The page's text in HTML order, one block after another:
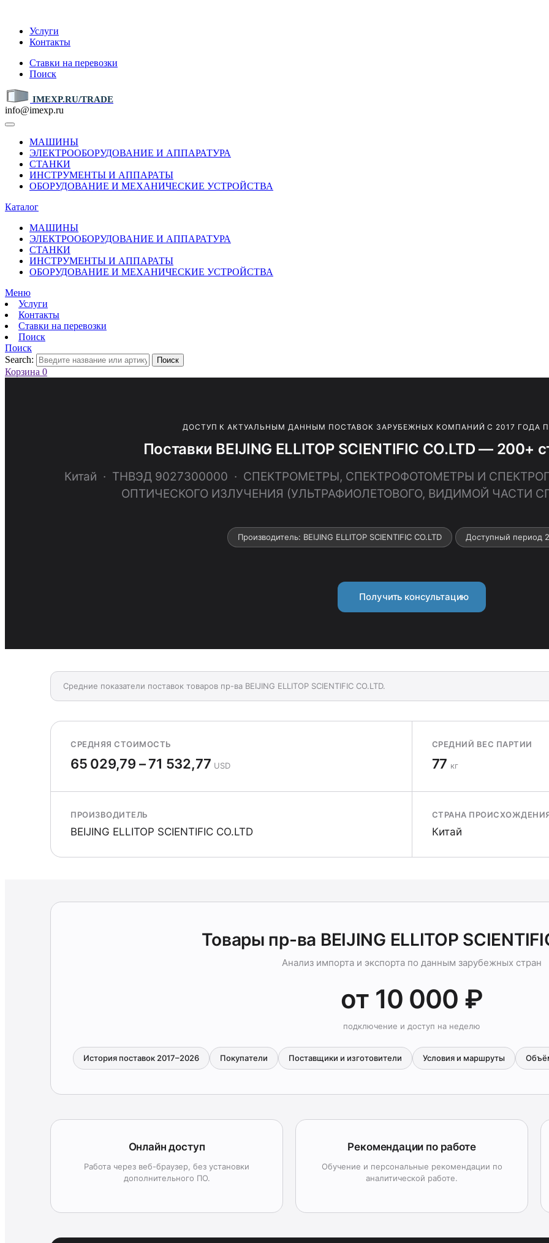
Услуги
Контакты
Ставки на перевозки
Поиск
IMEXP.RU/TRADE
info@imexp.ru
МАШИНЫ
ЭЛЕКТРООБОРУДОВАНИЕ И АППАРАТУРА
СТАНКИ
ИНСТРУМЕНТЫ И АППАРАТЫ
ОБОРУДОВАНИЕ И МЕХАНИЧЕСКИЕ УСТРОЙСТВА
Каталог
МАШИНЫ
ЭЛЕКТРООБОРУДОВАНИЕ И АППАРАТУРА
СТАНКИ
ИНСТРУМЕНТЫ И АППАРАТЫ
ОБОРУДОВАНИЕ И МЕХАНИЧЕСКИЕ УСТРОЙСТВА
Меню
Услуги
Контакты
Ставки на перевозки
Поиск
Поиск
Search:
Поиск
Корзина 0
ДОСТУП К АКТУАЛЬНЫМ ДАННЫМ ПОСТАВОК ЗАРУБЕЖНЫХ КОМПАНИЙ С 2017 ГОДА
Поставки BEIJING ELLITOP SCIENTIFIC CO.LTD — 200+
Китай · ТНВЭД 9027300000 · СПЕКТРОМЕТРЫ, СПЕКТРОФОТОМЕТРЫ И
ОПТИЧЕСКОГО ИЗЛУЧЕНИЯ (УЛЬТРАФИОЛЕТОВОГО, ВИДИМОЙ ЧАСТИ
Производитель: BEIJING ELLITOP SCIENTIFIC CO.LTD Доступный период
Получить консультацию
Средние показатели поставок товаров пр-ва BEIJING ELLITOP SCIENTIFIC CO.LTD.
СРЕДНЯЯ СТОИМОСТЬ
65 029,79 – 71 532,77 USD
СРЕДНИЙ ВЕС ПАРТИИ
77 кг
ПРОИЗВОДИТЕЛЬ
BEIJING ELLITOP SCIENTIFIC CO.LTD
СТРАНА
Китай
Товары пр-ва BEIJING ELLITOP
Анализ импорта и экспорта по данным зарубежных стран
от 10 000 ₽
подключение и доступ на неделю
История поставок 2017–2026 Покупатели Поставщики и изготовители Условия и маршруты
Онлайн доступ
Работа через веб-браузер, без установки
дополнительного ПО.
Рекомендации по работе
Обучение и персональные рекомендации по
аналитической работе.